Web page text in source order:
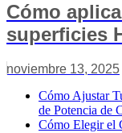
Cómo
superficies
noviembre 13, 2025
Cómo Ajustar
de Potencia de
Cómo Elegir el